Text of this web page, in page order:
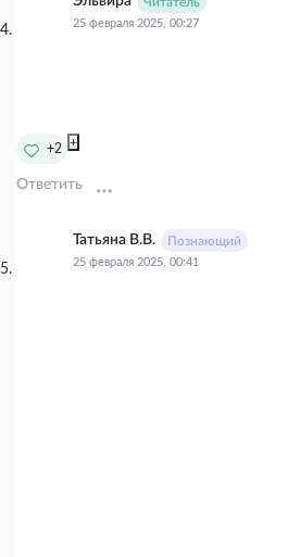
25 февраля 2025, 00:27
+2 +
Ответить
Татьяна В.В. Познающий
25 февраля 2025, 00:41